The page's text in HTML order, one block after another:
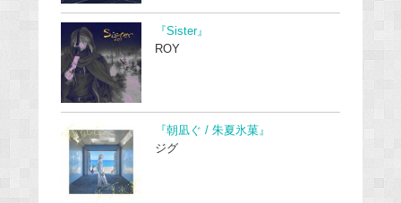
『Sister』
ROY
『朝凪ぐ / 朱夏氷菓』
ジグ